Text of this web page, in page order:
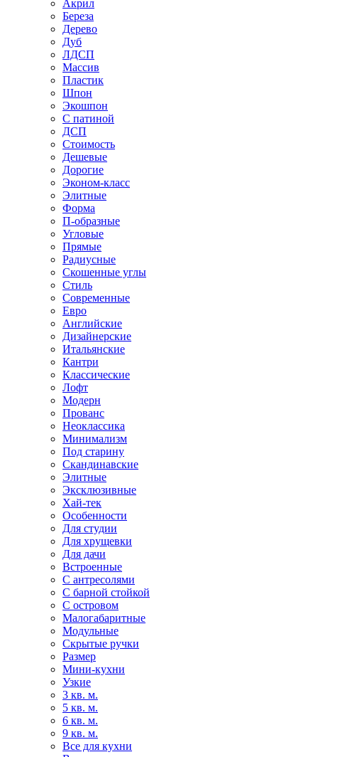
Акрил
Береза
Дерево
Дуб
ЛДСП
Массив
Пластик
Шпон
Экошпон
С патиной
ДСП
Стоимость
Дешевые
Дорогие
Эконом-класс
Элитные
Форма
П-образные
Угловые
Прямые
Радиусные
Скошенные углы
Стиль
Современные
Евро
Английские
Дизайнерские
Итальянские
Кантри
Классические
Лофт
Модерн
Прованс
Неоклассика
Минимализм
Под старину
Скандинавские
Элитные
Эксклюзивные
Хай-тек
Особенности
Для студии
Для хрущевки
Для дачи
Встроенные
С антресолями
С барной стойкой
С островом
Малогабаритные
Модульные
Скрытые ручки
Размер
Мини-кухни
Узкие
3 кв. м.
5 кв. м.
6 кв. м.
9 кв. м.
Все для кухни